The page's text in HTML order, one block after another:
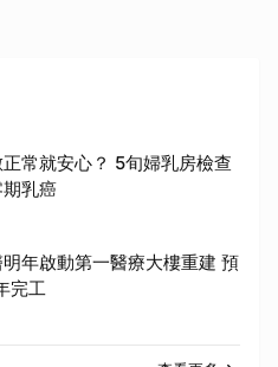
常就安心？ 5旬婦乳房檢查
乳癌
年啟動第一醫療大樓重建 預
完工